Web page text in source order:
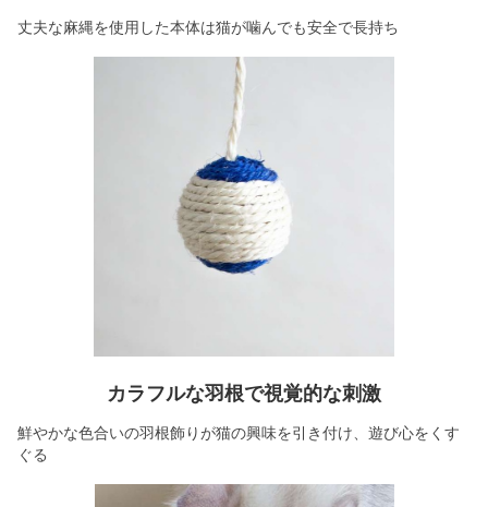
丈夫な麻縄を使用した本体は猫が噛んでも安全で長持ち
カラフルな羽根で視覚的な刺激
鮮やかな色合いの羽根飾りが猫の興味を引き付け、遊び心をくす
ぐる